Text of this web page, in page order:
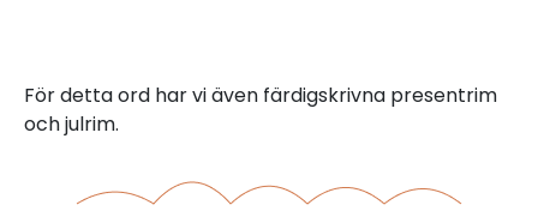
För detta ord har vi även färdigskrivna presentrim
och julrim.